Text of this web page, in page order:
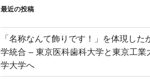
最近の投稿
「名称なんて飾りです！」を体現した
学統合 – 東京医科歯科大学と東京工業
学大学へ